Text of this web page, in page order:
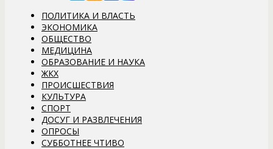
ПОЛИТИКА И ВЛАСТЬ
ЭКОНОМИКА
ОБЩЕСТВО
МЕДИЦИНА
ОБРАЗОВАНИЕ И НАУКА
ЖКХ
ПРОИСШЕСТВИЯ
КУЛЬТУРА
СПОРТ
ДОСУГ И РАЗВЛЕЧЕНИЯ
ОПРОСЫ
СУББОТНЕЕ ЧТИВО